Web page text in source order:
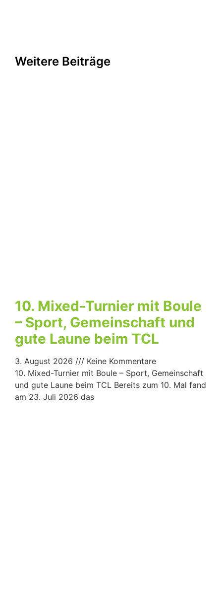
Weitere Beiträge
10. Mixed-Turnier mit Boule
– Sport, Gemeinschaft und
gute Laune beim TCL
3. August 2026
Keine Kommentare
10. Mixed-Turnier mit Boule – Sport, Gemeinschaft
und gute Laune beim TCL Bereits zum 10. Mal fand
am 23. Juli 2026 das